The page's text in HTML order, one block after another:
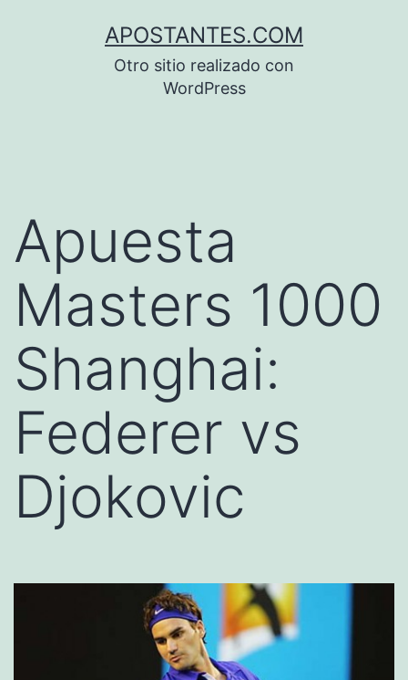
APOSTANTES.COM
Otro sitio realizado con
WordPress
Apuesta
Masters 1000
Shanghai:
Federer vs
Djokovic